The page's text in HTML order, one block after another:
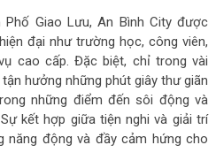
Giao Lưu, An Bình City được
đại như trường học, công viên,
cao cấp. Đặc biệt, chỉ trong vài
hưởng những phút giây thư giãn
những điểm đến sôi động và
kết hợp giữa tiện nghi và giải trí
năng động và đầy cảm hứng cho